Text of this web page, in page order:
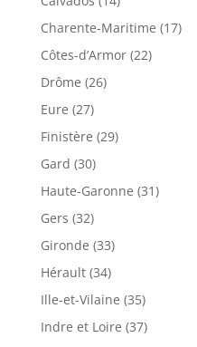
Charente-Maritime (17)
Côtes-d’Armor (22)
Drôme (26)
Eure (27)
Finistère (29)
Gard (30)
Haute-Garonne (31)
Gers (32)
Gironde (33)
Hérault (34)
Ille-et-Vilaine (35)
Indre et Loire (37)